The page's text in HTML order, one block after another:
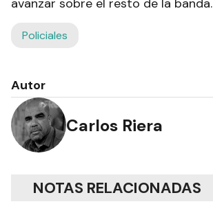
avanzar sobre el resto de la banda.
Policiales
Autor
Carlos Riera
NOTAS RELACIONADAS